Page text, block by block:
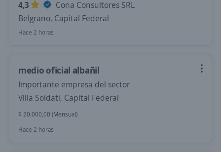
4,3
Cona Consultores SRL
Belgrano, Capital Federal
Hace 2 horas
medio oficial albañil
Importante empresa del sector
Villa Soldati, Capital Federal
$ 20.000,00 (Mensual)
Hace 2 horas